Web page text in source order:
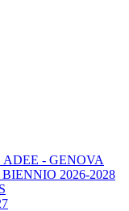
- GENOVA
2026-2028